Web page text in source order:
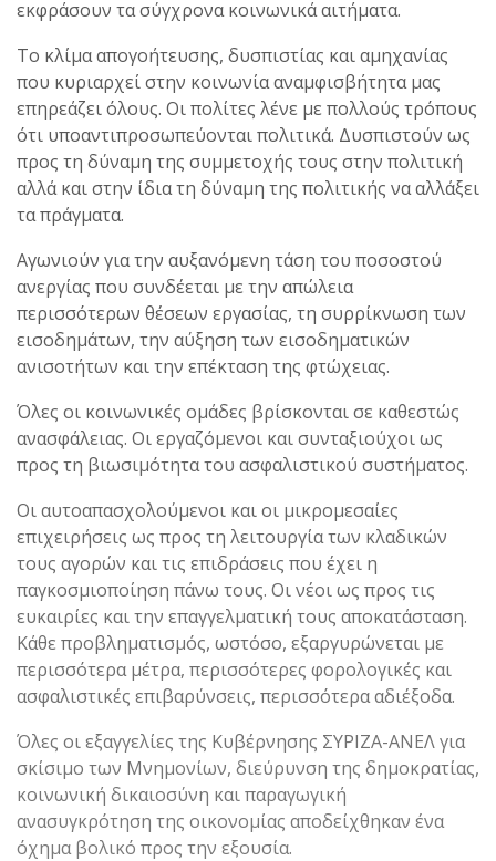
εκφράσουν τα σύγχρονα κοινωνικά αιτήματα.
Το κλίμα απογοήτευσης, δυσπιστίας και αμηχανίας
που κυριαρχεί στην κοινωνία αναμφισβήτητα μας
επηρεάζει όλους. Οι πολίτες λένε με πολλούς τρόπους
ότι υποαντιπροσωπεύονται πολιτικά. Δυσπιστούν ως
προς τη δύναμη της συμμετοχής τους στην πολιτική
αλλά και στην ίδια τη δύναμη της πολιτικής να αλλάξει
τα πράγματα.
Αγωνιούν για την αυξανόμενη τάση του ποσοστού
ανεργίας που συνδέεται με την απώλεια
περισσότερων θέσεων εργασίας, τη συρρίκνωση των
εισοδημάτων, την αύξηση των εισοδηματικών
ανισοτήτων και την επέκταση της φτώχειας.
Όλες οι κοινωνικές ομάδες βρίσκονται σε καθεστώς
ανασφάλειας. Οι εργαζόμενοι και συνταξιούχοι ως
προς τη βιωσιμότητα του ασφαλιστικού συστήματος.
Οι αυτοαπασχολούμενοι και οι μικρομεσαίες
επιχειρήσεις ως προς τη λειτουργία των κλαδικών
τους αγορών και τις επιδράσεις που έχει η
παγκοσμιοποίηση πάνω τους. Οι νέοι ως προς τις
ευκαιρίες και την επαγγελματική τους αποκατάσταση.
Κάθε προβληματισμός, ωστόσο, εξαργυρώνεται με
περισσότερα μέτρα, περισσότερες φορολογικές και
ασφαλιστικές επιβαρύνσεις, περισσότερα αδιέξοδα.
Όλες οι εξαγγελίες της Κυβέρνησης ΣΥΡΙΖΑ-ΑΝΕΛ για
σκίσιμο των Μνημονίων, διεύρυνση της δημοκρατίας,
κοινωνική δικαιοσύνη και παραγωγική
ανασυγκρότηση της οικονομίας αποδείχθηκαν ένα
όχημα βολικό προς την εξουσία.